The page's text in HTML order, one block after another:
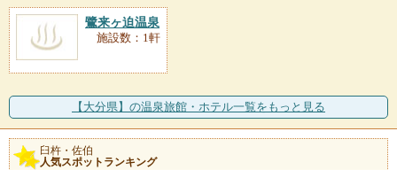
鷺来ヶ迫温泉
施設数：1軒
【大分県】の温泉旅館・ホテル一覧をもっと見る
臼杵・佐伯
人気スポットランキング